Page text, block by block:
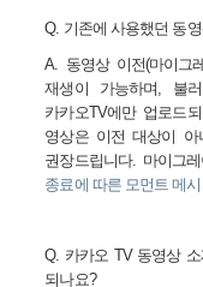
Q. 기존에 사용했던 동
A. 동영상 이전(마이그
재생이 가능하며, 불
카카오TV에만 업로드
영상은 이전 대상이 아
권장드립니다. 마이그
종료에 따른 모먼트메
Q. 카카오 TV 동영상
되나요?